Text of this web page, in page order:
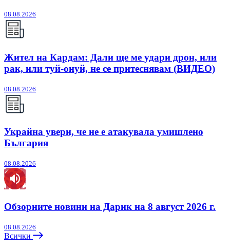
08.08.2026
Жител на Кардам: Дали ще ме удари дрон, или
рак, или туй-онуй, не се притеснявам (ВИДЕО)
08.08.2026
Украйна увери, че не е атакувала умишлено
България
08.08.2026
Обзорните новини на Дарик на 8 август 2026 г.
08.08.2026
Всички